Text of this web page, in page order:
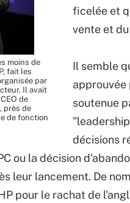
moins de
fait les
par
Il avait
de
près de
de fonction
ficelée et
vente et
Il semble
soutenue
décisions
ou la décision
leur lancement. De
pour le rachat de